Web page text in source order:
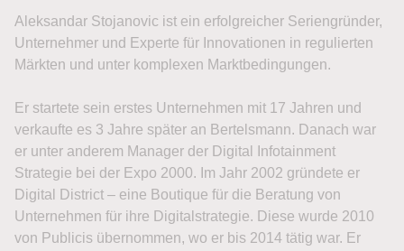
Aleksandar Stojanovic ist ein erfolgreicher Seriengründer,
Unternehmer und Experte für Innovationen in regulierten
Märkten und unter komplexen Marktbedingungen.
Er startete sein erstes Unternehmen mit 17 Jahren und
verkaufte es 3 Jahre später an Bertelsmann. Danach war
er unter anderem Manager der Digital Infotainment
Strategie bei der Expo 2000. Im Jahr 2002 gründete er
Digital District – eine Boutique für die Beratung von
Unternehmen für ihre Digitalstrategie. Diese wurde 2010
von Publicis übernommen, wo er bis 2014 tätig war. Er